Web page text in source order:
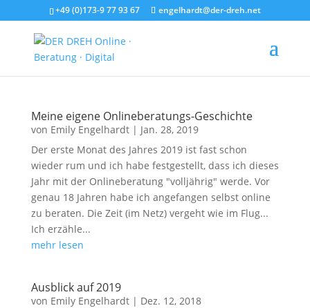
+49 (0)173-9 77 93 67 engelhardt@der-dreh.net
Meine eigene Onlineberatungs-Geschichte
von Emily Engelhardt| Jan. 28, 2019
Der erste Monat des Jahres 2019 ist fast schon
wieder rum und ich habe festgestellt, dass ich dieses
Jahr mit der Onlineberatung "volljährig" werde. Vor
genau 18 Jahren habe ich angefangen selbst online
zu beraten. Die Zeit (im Netz) vergeht wie im Flug...
Ich erzähle...
mehr lesen
Ausblick auf 2019
von Emily Engelhardt| Dez. 12, 2018